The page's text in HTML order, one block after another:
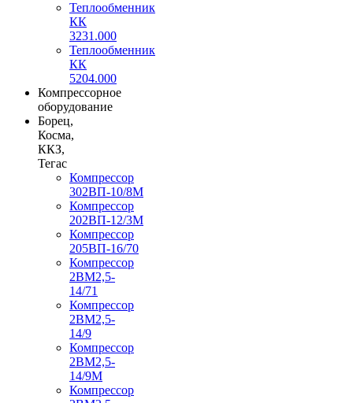
Теплообменник
КК
3231.000
Теплообменник
КК
5204.000
Компрессорное
оборудование
Борец,
Косма,
ККЗ,
Тегас
Компрессор
302ВП-10/8М
Компрессор
202ВП-12/3М
Компрессор
205ВП-16/70
Компрессор
2ВМ2,5-
14/71
Компрессор
2ВМ2,5-
14/9
Компрессор
2ВМ2,5-
14/9М
Компрессор